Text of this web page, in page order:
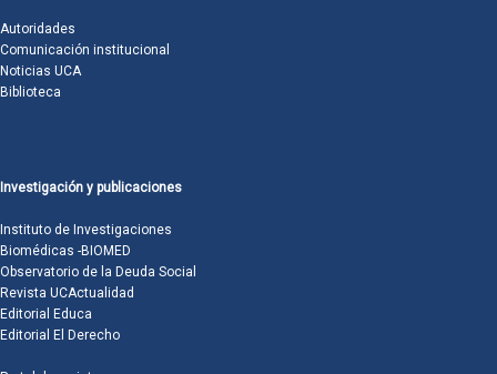
Autoridades
Comunicación institucional
Noticias UCA
Biblioteca
Investigación y publicaciones
Instituto de Investigaciones
Biomédicas -BIOMED
Observatorio de la Deuda Social
Revista UCActualidad
Editorial Educa
Editorial El Derecho